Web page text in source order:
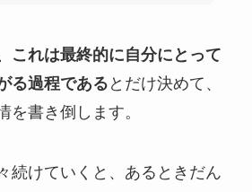
これは最終的に自分にとって
る過程である とだけ決めて、
を書き倒します。
続けていくと、あるときだん